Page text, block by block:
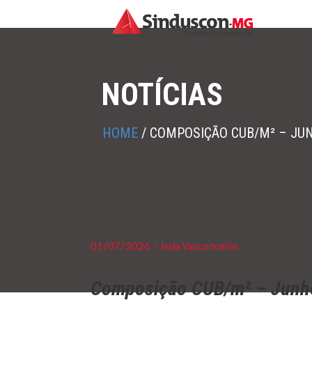
NOTÍCIAS
HOME / COMPOSIÇÃO CUB/M² –
01/07/2026 / Ieda Vasconcelos
Composição CUB/m² –